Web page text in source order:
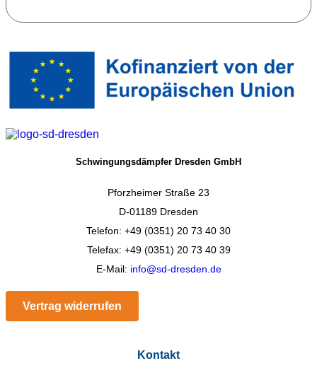
Schwingungsdämpfer Dresden GmbH
Pforzheimer Straße 23
D-01189 Dresden
Telefon: +49 (0351) 20 73 40 30
Telefax: +49 (0351) 20 73 40 39
E-Mail: info@sd-dresden.de
Vertrag widerrufen
Kontakt